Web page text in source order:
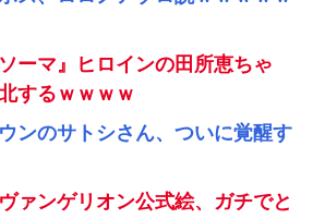
ーマ』ヒロインの田所恵ちゃ
するｗｗｗｗ
ンのサトシさん、ついに覚醒す
ァンゲリオン公式絵、ガチでと